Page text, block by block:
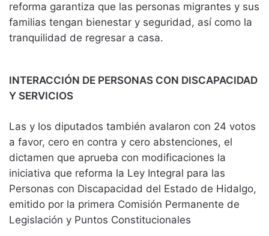
reforma garantiza que las personas migrantes y sus
familias tengan bienestar y seguridad, así como la
tranquilidad de regresar a casa.
INTERACCIÓN DE PERSONAS CON DISCAPACIDAD
Y SERVICIOS
Las y los diputados también avalaron con 24 votos
a favor, cero en contra y cero abstenciones, el
dictamen que aprueba con modificaciones la
iniciativa que reforma la Ley Integral para las
Personas con Discapacidad del Estado de Hidalgo,
emitido por la primera Comisión Permanente de
Legislación y Puntos Constitucionales